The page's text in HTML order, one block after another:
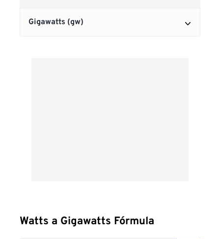
Watts a Gigawatts Fórmula